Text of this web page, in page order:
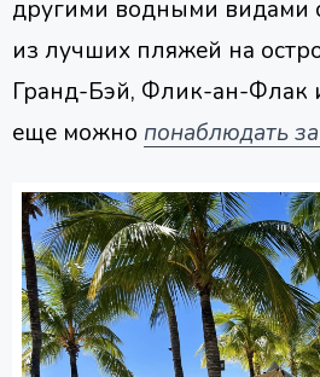
другими водными видами
из лучших пляжей на
Гранд-Бэй, Флик-ан-Флак
еще можно понаблюдать